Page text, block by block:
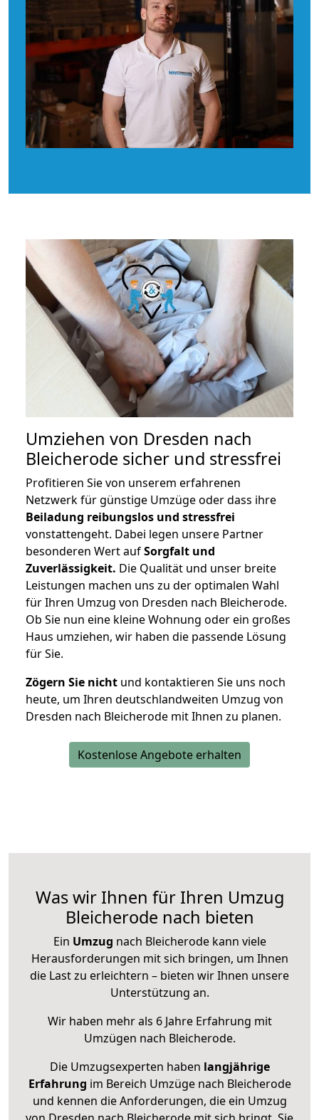
Umziehen von Dresden nach
Bleicherode sicher und stressfrei
Profitieren Sie von unserem erfahrenen
Netzwerk für günstige Umzüge oder dass ihre
Beiladung reibungslos und stressfrei
vonstattengeht. Dabei legen unsere Partner
besonderen Wert aufSorgfalt und
Zuverlässigkeit. Die Qualität und unser breite
Leistungen machen uns zu der optimalen Wahl
für Ihren Umzug von Dresden nach Bleicherode.
Ob Sie nun eine kleine Wohnung oder ein großes
Haus umziehen, wir haben die passende Lösung
für Sie.
Zögern Sie nicht und kontaktieren Sie uns noch
heute, um Ihren deutschlandweiten Umzug von
Dresden nach Bleicherode mit Ihnen zu planen.
Kostenlose Angebote erhalten
Was wir Ihnen für Ihren Umzug
Bleicherode nach bieten
Ein Umzug nach Bleicherode kann viele
Herausforderungen mit sich bringen, um Ihnen
die Last zu erleichtern – bieten wir Ihnen unsere
Unterstützung an.
Wir haben mehr als 6 Jahre Erfahrung mit
Umzügen nach Bleicherode.
Die Umzugsexperten haben langjährige
Erfahrung im Bereich Umzüge nach Bleicherode
und kennen die Anforderungen, die ein Umzug